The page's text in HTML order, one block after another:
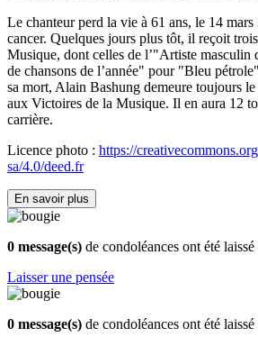
Le chanteur perd la vie à 61 ans, le 14 mars
cancer. Quelques jours plus tôt, il reçoit
Musique, dont celles de l’"Artiste masculin
de chansons de l’année" pour "Bleu
sa mort, Alain Bashung demeure toujours
aux Victoires de la Musique. Il en aura 12
carrière.
Licence photo : https://
sa/4.0/deed.fr
En savoir plus
0 message(s) de condoléances ont été
Laisser une pensée
0 message(s) de condoléances ont été